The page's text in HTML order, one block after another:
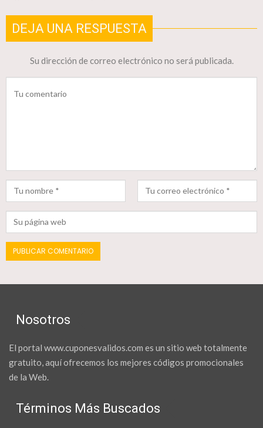
DEJA UNA RESPUESTA
Su dirección de correo electrónico no será publicada.
Nosotros
El portal www.cuponesvalidos.com es un sitio web totalmente
gratuito, aquí ofrecemos los mejores códigos promocionales
de la Web.
Términos Más Buscados